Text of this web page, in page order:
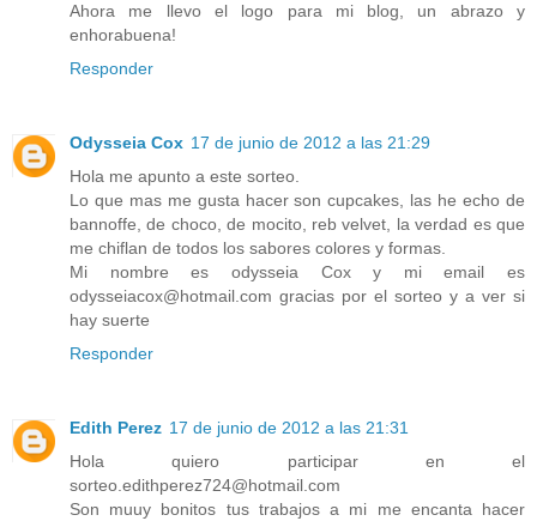
Ahora me llevo el logo para mi blog, un abrazo y
enhorabuena!
Responder
Odysseia Cox 17 de junio de 2012 a las 21:29
Hola me apunto a este sorteo.
Lo que mas me gusta hacer son cupcakes, las he echo de
bannoffe, de choco, de mocito, reb velvet, la verdad es que
me chiflan de todos los sabores colores y formas.
Mi nombre es odysseia Cox y mi email es
odysseiacox@hotmail.com gracias por el sorteo y a ver si
hay suerte
Responder
Edith Perez 17 de junio de 2012 a las 21:31
Hola quiero participar en el
sorteo.edithperez724@hotmail.com
Son muuy bonitos tus trabajos a mi me encanta hacer